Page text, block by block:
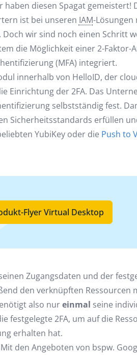
haben diesen Spagat gemeistert!
ist bei unseren IAM-Lösungen
Doch wir sind noch einen Schritt
die Möglichkeit einer 2-
(MFA) integriert.
innerhalb von HelloID, der
Einrichtung der 2FA. Das
selbstständig fest.
Sicherheitsstandards erfüllen
YubiKey oder die Push to
Flyer Virtual Desktop
Zugangsdaten und der
den verknüpften Ressourcen
also nureinmal seine
festgelegte 2FA, um auf die
erhalten hat.
den Angeboten von bspw.